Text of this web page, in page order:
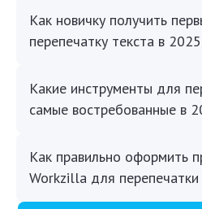
Как новичку получить
перепечатку текста в
Какие инструменты для
самые востребованные в
Как правильно оформить
Workzilla для перепечатки